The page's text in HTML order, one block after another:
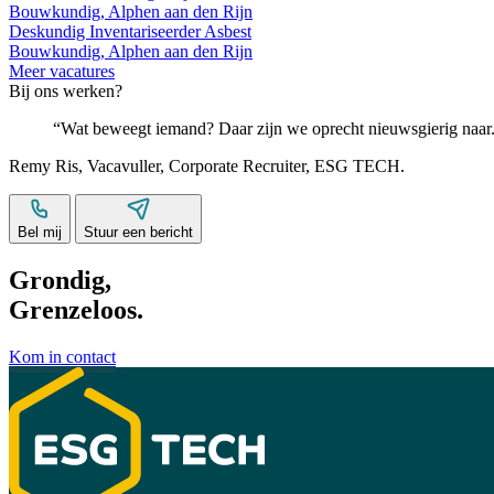
Bouwkundig, Alphen aan den Rijn
Deskundig Inventariseerder Asbest
Bouwkundig, Alphen aan den Rijn
Meer vacatures
Bij ons werken?
Wat beweegt iemand? Daar zijn we oprecht nieuwsgierig naar.
Remy Ris, Vacavuller, Corporate Recruiter, ESG TECH.
Bel mij Stuur een bericht
Grondig,
Grenzeloos.
Kom in contact